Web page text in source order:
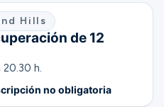
Hills
de 12
h.
no obligatoria